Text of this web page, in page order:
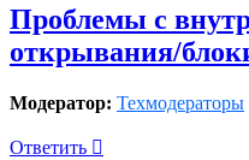
Проблемы с
открывания/
Модератор: Техмодераторы
Ответить